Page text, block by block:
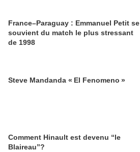
France–Paraguay : Emmanuel Petit se
souvient du match le plus stressant
de 1998
Steve Mandanda « El Fenomeno »
Comment Hinault est devenu “le
Blaireau”?